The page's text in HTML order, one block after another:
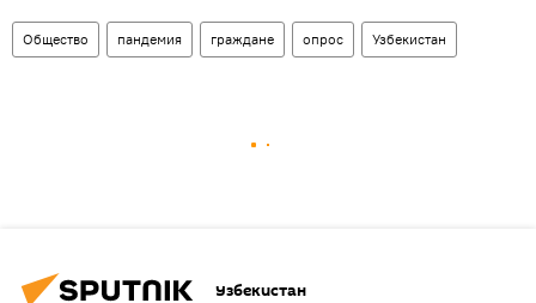
Общество пандемия граждане опрос Узбекистан
Узбекистан